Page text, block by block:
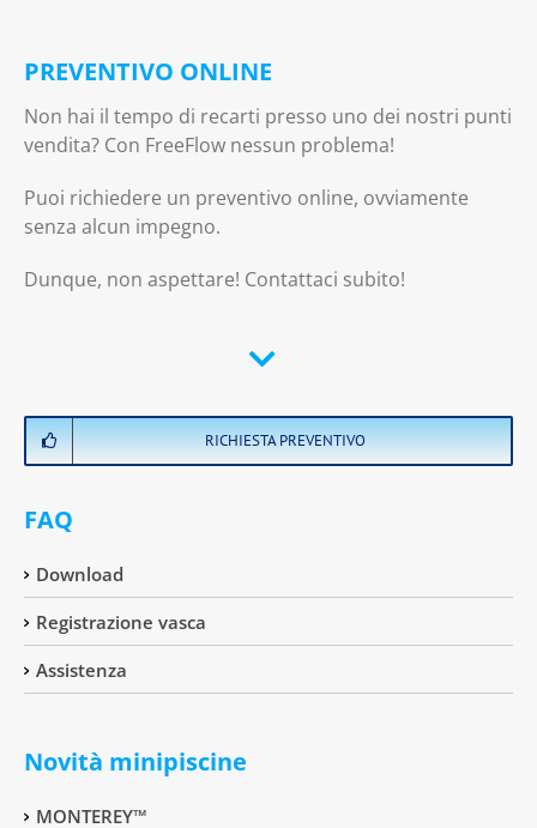
PREVENTIVO ONLINE
Non hai il tempo di recarti presso uno dei nostri punti
vendita? Con FreeFlow nessun problema!
Puoi richiedere un preventivo online, ovviamente
senza alcun impegno.
Dunque, non aspettare! Contattaci subito!
RICHIESTA PREVENTIVO
FAQ
Download
Registrazione vasca
Assistenza
Novità minipiscine
MONTEREY™